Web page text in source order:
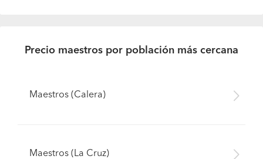
Precio maestros por población más cercana
Maestros (Calera)
Maestros (La Cruz)